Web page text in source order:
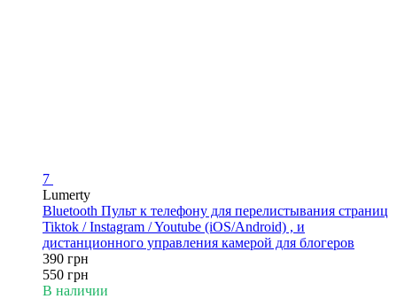
7
Lumerty
Bluetooth Пульт к телефону для перелистывания страниц
Tiktok / Instagram / Youtube (iOS/Android) , и
дистанционного управления камерой для блогеров
390 грн
550 грн
В наличии